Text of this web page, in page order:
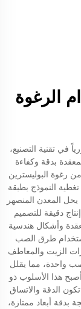
الرغوة
في تقنية التصنيع،
بدقة وكفاءة
رغوة البوليسترين
النموذج بطبقة
المعدن المنصهر
دقيقة للتصميم
وأشكال هندسية
طرق الصب
الزيت والمعاطف
واحدة، مما يقلل
هذا الأسلوب ذو
الدقة والاتساق
بدقة أبعاد ممتازة،